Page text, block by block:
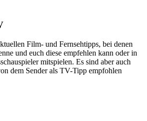
Film- und Fernsehtipps, bei denen
und euch diese empfehlen kann oder in
mitspielen. Es sind aber auch
dem Sender als TV-Tipp empfohlen